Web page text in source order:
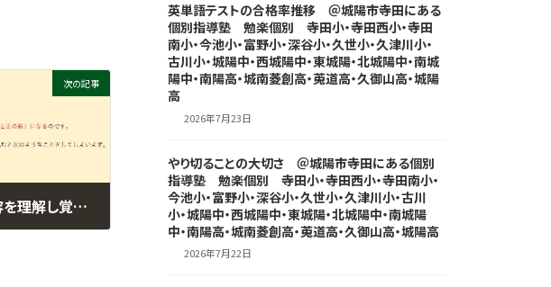
次の記事
用語だけでなくその意味や内容を理解し覚えること ＠城陽市寺田にある個別指導塾 勉楽個別 寺田小・寺田西小・寺田南小・今池小・富野小・深谷小・久世小・久津川小・古川小・城陽中・西城陽中・東城陽・北城陽中・南城陽中・南陽高・城南菱創高・莵道高・久御山高・城陽高
英単語テストの合格率推移 ＠城陽市寺田にある
個別指導塾 勉楽個別 寺田小・寺田西小・寺田
南小・今池小・富野小・深谷小・久世小・久津川小・
古川小・城陽中・西城陽中・東城陽・北城陽中・南城
陽中・南陽高・城南菱創高・莵道高・久御山高・城陽
高
2026年7月23日
やり切ることの大切さ ＠城陽市寺田にある個別
指導塾 勉楽個別 寺田小・寺田西小・寺田南小・
今池小・富野小・深谷小・久世小・久津川小・古川
小・城陽中・西城陽中・東城陽・北城陽中・南城陽
中・南陽高・城南菱創高・莵道高・久御山高・城陽高
2026年7月22日